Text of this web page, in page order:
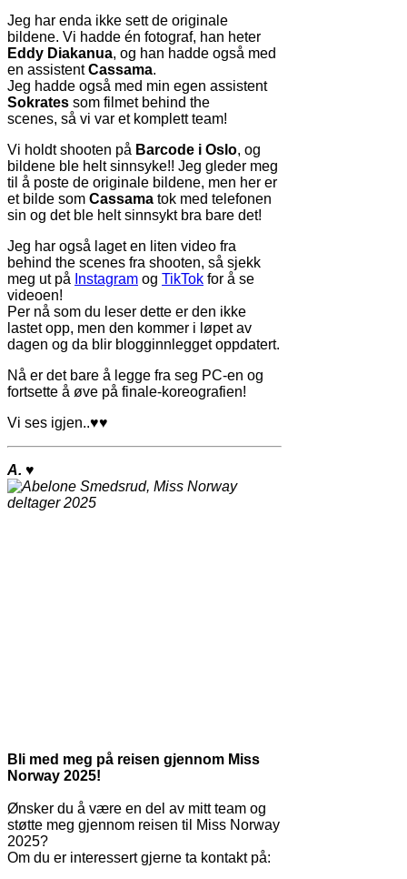
Jeg har enda ikke sett de originale
bildene. Vi hadde én fotograf, han heter
Eddy Diakanua, og han hadde også med
en assistentCassama.
Jeg hadde også med min egen assistent
Sokrates som filmet behind the
scenes, så vi var et komplett team!
Vi holdt shooten på Barcode i Oslo, og
bildene ble helt sinnsyke!! Jeg gleder meg
til å poste de originale bildene, men her er
et bilde som Cassama tok med telefonen
sin og det ble helt sinnsykt bra bare det!
Jeg har også laget en liten video fra
behind the scenes fra shooten, så sjekk
meg ut på Instagram og TikTok for å se
videoen!
Per nå som du leser dette er den ikke
lastet opp, men den kommer i løpet av
dagen og da blir blogginnlegget oppdatert.
Nå er det bare å legge fra seg PC-en og
fortsette å øve på finale-koreografien!
Vi ses igjen..♥♥
A. ♥
Bli med meg på reisen gjennom Miss
Norway 2025!
Ønsker du å være en del av mitt team og
støtte meg gjennom reisen til Miss Norway
2025?
Om du er interessert gjerne ta kontakt på: